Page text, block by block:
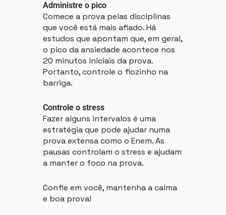
Administre o pico
Comece a prova pelas disciplinas
que você está mais afiado. Há
estudos que apontam que, em geral,
o pico da ansiedade acontece nos
20 minutos iniciais da prova.
Portanto, controle o fiozinho na
barriga.
Controle o stress
Fazer alguns intervalos é uma
estratégia que pode ajudar numa
prova extensa como o Enem. As
pausas controlam o stress e ajudam
a manter o foco na prova.
Confie em você, mantenha a calma
e boa prova!